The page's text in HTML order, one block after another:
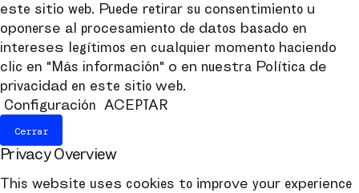
este sitio web. Puede retirar su consentimiento u
oponerse al procesamiento de datos basado en
intereses legítimos en cualquier momento haciendo
clic en "Más información" o en nuestra Política de
privacidad en este sitio web.
Configuración
ACEPTAR
Cerrar
Privacy Overview
This website uses cookies to improve your experience